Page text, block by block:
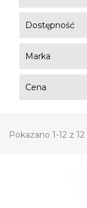
Dostępność
Marka
Cena
Pokazano 1-12 z